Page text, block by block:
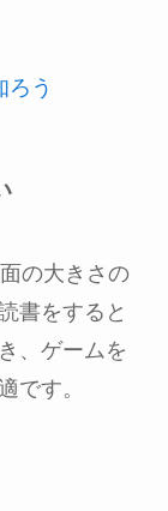
ろう
の大きさの
書をすると
、ゲームを
です。